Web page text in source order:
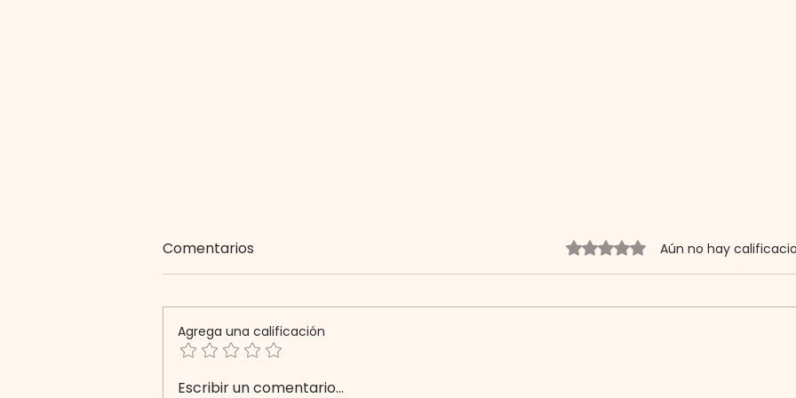
Día Internacional de
Comentarios Obtuvo 0 de 5 estrellas.
Aún no hay
Agrega una calificación
Escribir un comentario...